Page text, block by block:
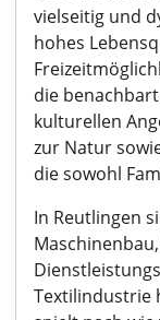
vielseitig und
hohes
die
kulturellen
zur Natur
die sowohl
In Reutlingen
Textilindustrie